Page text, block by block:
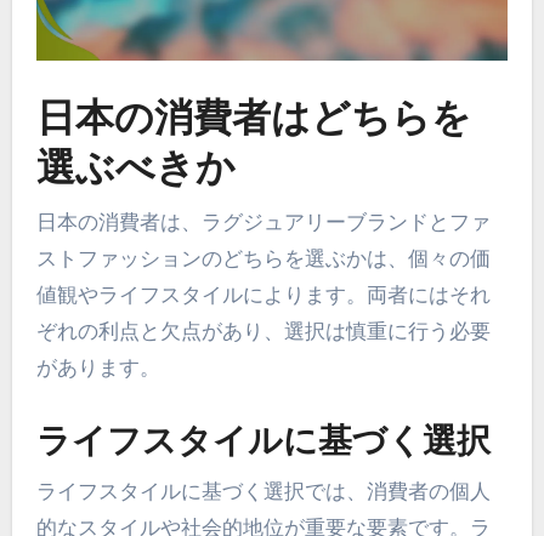
日本の消費者はどちらを
選ぶべきか
日本の消費者は、ラグジュアリーブランドとファ
ストファッションのどちらを選ぶかは、個々の価
値観やライフスタイルによります。両者にはそれ
ぞれの利点と欠点があり、選択は慎重に行う必要
があります。
ライフスタイルに基づく選択
ライフスタイルに基づく選択では、消費者の個人
的なスタイルや社会的地位が重要な要素です。ラ